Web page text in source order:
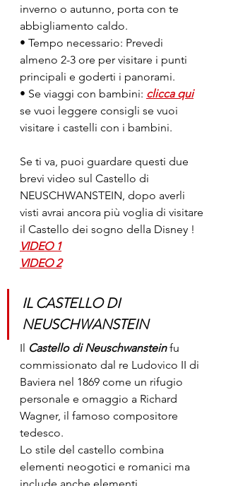
inverno o autunno, porta con te
abbigliamento caldo.
• Tempo necessario: Prevedi
almeno 2-3 ore per visitare i punti
principali e goderti i panorami.
• Se viaggi con bambini: clicca qui
se vuoi leggere consigli se vuoi
visitare i castelli con i bambini.
Se ti va, puoi guardare questi due
brevi video sul Castello di
NEUSCHWANSTEIN, dopo averli
visti avrai ancora più voglia di visitare
il Castello dei sogno della Disney !
VIDEO 1
VIDEO 2
IL CASTELLO DI
NEUSCHWANSTEIN
Il Castello di Neuschwanstein fu
commissionato dal re Ludovico II di
Baviera nel 1869 come un rifugio
personale e omaggio a Richard
Wagner, il famoso compositore
tedesco.
Lo stile del castello combina
elementi neogotici e romanici ma